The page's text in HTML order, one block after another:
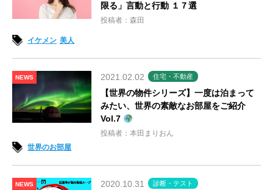
限る」言動と行動 １７選
投稿者：森田
イケメン 美人
NEWS 2021.02.02 住宅・不動産
【世界の物件シリーズ】一度は泊まって
みたい、世界の素敵なお部屋をご紹介
Vol.7
投稿者：本田まりおん
世界のお部屋
NEWS 2020.10.31 診断・テスト